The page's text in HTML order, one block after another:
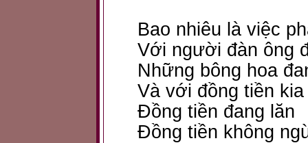
Bao nhiêu là việc
Với người đàn ông
Những bông hoa
Và với đồng tiền kia
Đồng tiền đang lăn
Đồng tiền không